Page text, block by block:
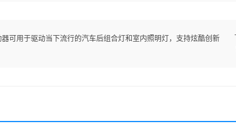
器可用于驱动当下流行的汽车后组合灯和室内照明灯，支持炫酷创新